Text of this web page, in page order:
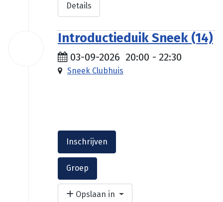
Details
Introductieduik Sneek (14)
03-09-2026 20:00 - 22:30
Sneek Clubhuis
Inschrijven
Groep
Opslaan in